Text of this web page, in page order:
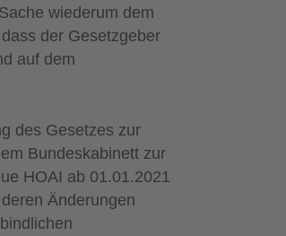
wiederum dem
der Gesetzgeber
auf dem
des Gesetzes zur
Bundeskabinett zur
HOAI ab 01.01.2021
Änderungen